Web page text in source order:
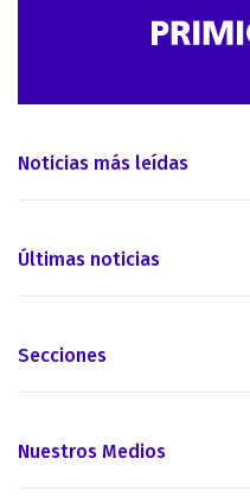
Noticias más leídas
Últimas noticias
Secciones
Nuestros Medios